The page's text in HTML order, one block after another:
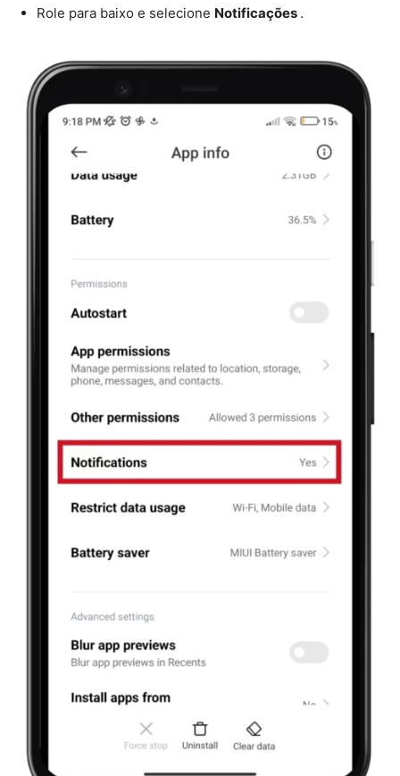
Role para baixo e selecione Notificações .